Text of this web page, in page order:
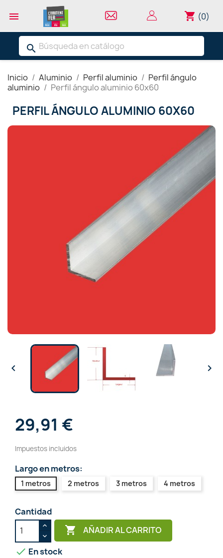
 shopping_cart (0)
search
Inicio Aluminio Perfil aluminio
Perfil ángulo
aluminio
Perfil ángulo aluminio 60x60
PERFIL ÁNGULO ALUMINIO 60X60
 
29,91 €
Impuestos incluidos
Largo en metros:
1 metros 2 metros 3 metros 4 metros
Cantidad
 AÑADIR AL CARRITO
 En stock